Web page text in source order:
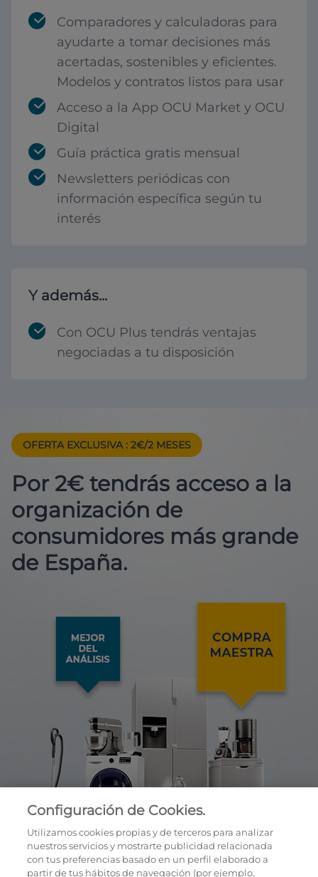
Comparadores y calculadoras para
ayudarte a tomar decisiones más
acertadas, sostenibles y eficientes.
Modelos y contratos listos para usar
Acceso a la App OCU Market y OCU
Digital
Guía práctica gratis mensual
Newsletters periódicas con
información específica según tu
interés
Y además...
Con OCU Plus tendrás ventajas
negociadas a tu disposición
OFERTA EXCLUSIVA : 2€/2 MESES
Por 2€ tendrás acceso a la
organización de
consumidores más grande
de España.
Configuración de Cookies.
Utilizamos cookies propias y de terceros para analizar
nuestros servicios y mostrarte publicidad relacionada
con tus preferencias basado en un perfil elaborado a
partir de tus hábitos de navegación (por ejemplo,